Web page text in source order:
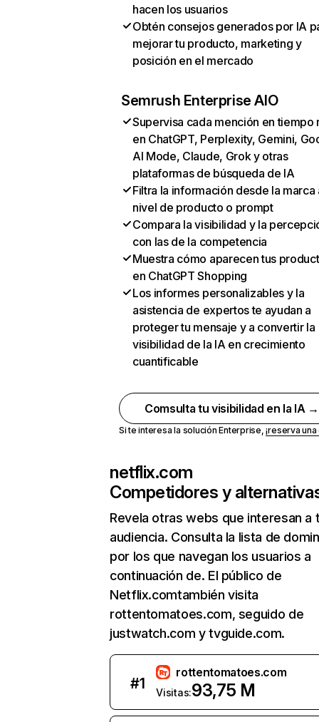
hacen los usuarios
Obtén consejos generados por IA
mejorar tu producto, marketing y
posición en el mercado
Semrush Enterprise AIO
Supervisa cada mención en tiempo
en ChatGPT, Perplexity, Gemini,
AI Mode, Claude, Grok y otras
plataformas de búsqueda de IA
Filtra la información desde la marca
nivel de producto o prompt
Compara la visibilidad y la
con las de la competencia
Muestra cómo aparecen tus
en ChatGPT Shopping
Los informes personalizables y la
asistencia de expertos te ayudan a
proteger tu mensaje y a convertir la
visibilidad de la IA en crecimiento
cuantificable
Comsulta tu visibilidad en la IA →
Si te interesa la solución Enterprise,¡reserva
netflix.com
Competidores y
Revela otras webs que interesan a
audiencia. Consulta la lista de
por los que navegan los usuarios a
continuación de. El público de
Netflix.comtambién visita
rottentomatoes.com, seguido de
justwatch.com y tvguide.com.
#1
rottentomatoes.com
Visitas:93,75 M